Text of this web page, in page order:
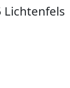
Lichtenfels